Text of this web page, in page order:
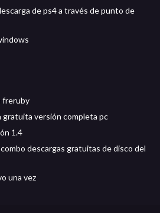
de ps4 a través de punto de
freruby
gratuita versión completa pc
1.4
descargas gratuitas de disco del
una vez